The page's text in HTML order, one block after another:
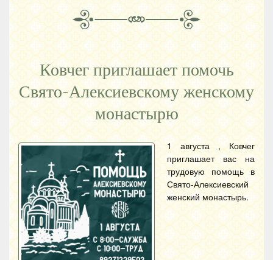
Ковчег приглашает помочь
Свято-Алексиевскому женскому
монастырю
1 августа , Ковчег
приглашает вас на
трудовую помощь в
Свято-Алексиевский
женский монастырь.